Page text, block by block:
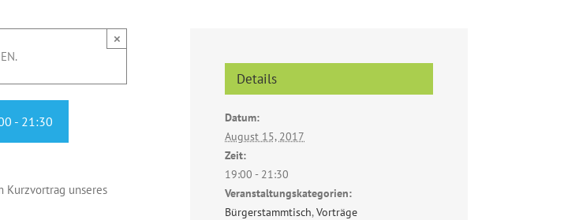
×
- 21:30
Kurzvortrag unseres
Details
Datum:
August 15, 2017
Zeit:
19:00 - 21:30
Veranstaltungskategorien:
Bürgerstammtisch,Vorträge